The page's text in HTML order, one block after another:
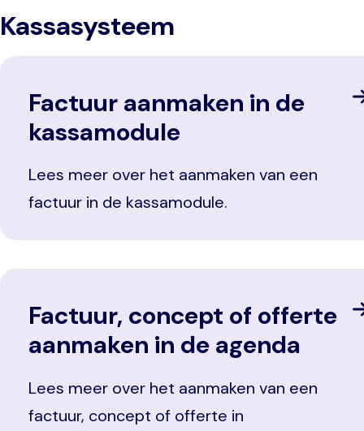
Kassasysteem
Factuur aanmaken in de
kassamodule
Lees meer over het aanmaken van een
factuur in de kassamodule.
Factuur, concept of offerte
aanmaken in de agenda
Lees meer over het aanmaken van een
factuur, concept of offerte in